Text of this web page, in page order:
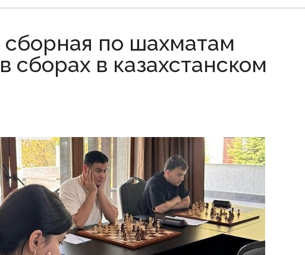
сборная по шахматам
сборах в казахстанском